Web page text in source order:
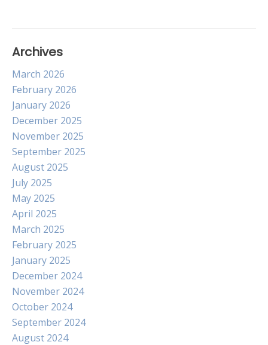
Archives
March 2026
February 2026
January 2026
December 2025
November 2025
September 2025
August 2025
July 2025
May 2025
April 2025
March 2025
February 2025
January 2025
December 2024
November 2024
October 2024
September 2024
August 2024